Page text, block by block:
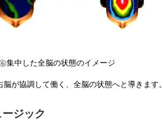
集中した全脳の状態のイメージ
脳が協調して働く、全脳の状態へと導きます。
ジック